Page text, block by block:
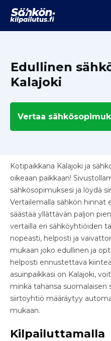
Edullinen
Kalajoki
Vertaa
Kotipaikkana Kalajoki ja
oikeaan paikkaan!
sähkösopimuksesi ja löydä
Vertailemalla sähkön hinnat
säästää yllättävän paljon
vertailla eri sähköyhtiöiden
nopeasti, helposti ja
mukaan joko edullinen ja
helposti ennustettava
asuinpaikkasi on Kalajoki,
minkä tahansa suomalaisen
siirtoyhtiö määräytyy
mukaan.
Kilpailuttamalla